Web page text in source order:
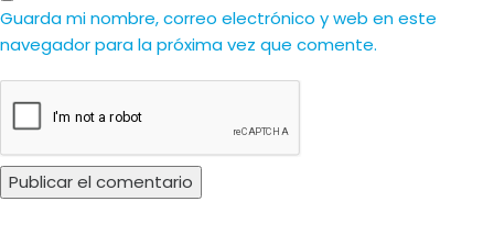
Guarda mi nombre, correo electrónico y web en este
navegador para la próxima vez que comente.